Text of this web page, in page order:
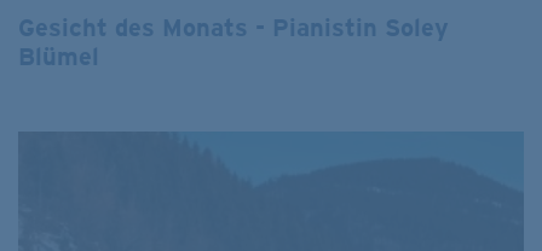
Gesicht des Monats - Pianistin Soley
Blümel